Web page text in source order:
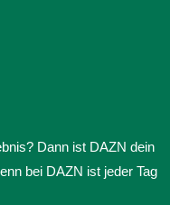
Dann ist DAZN dein
bei DAZN ist jeder Tag